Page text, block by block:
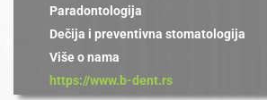
Paradontologija
Dečija i preventivna stomatologija
Više o nama
https://www.b-dent.rs